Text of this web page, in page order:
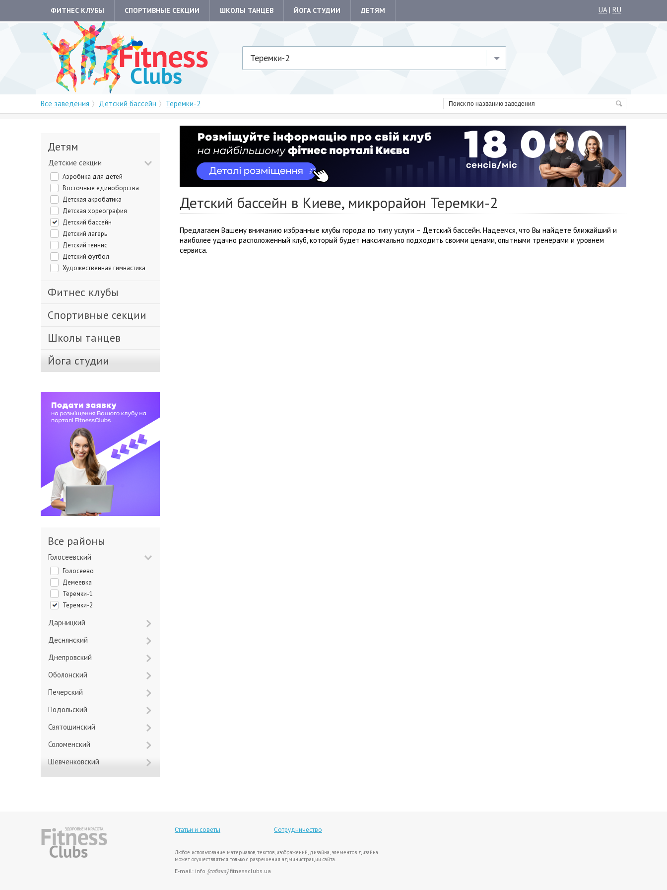
ФИТНЕС КЛУБЫ СПОРТИВНЫЕ СЕКЦИИ ШКОЛЫ ТАНЦЕВ ЙОГА СТУДИИ ДЕТЯМ UA| RU
Теремки-2
Все заведения Детский бассейн Теремки-2
Детский бассейн в Киеве, микрорайон Теремки-2
Предлагаем Вашему вниманию избранные клубы города по типу услуги – Детский бассейн. Надеемся, что Вы найдете ближайший и
наиболее удачно расположенный клуб, который будет максимально подходить своими ценами, опытными тренерами и уровнем
сервиса.
Детям
Детские секции
Аэробика для детей
Восточные единоборства
Детская акробатика
Детская хореография
Детский бассейн
Детский лагерь
Детский теннис
Детский футбол
Художественная гимнастика
Фитнес клубы
Спортивные секции
Школы танцев
Йога студии
Все районы
Голосеевский
Голосеево
Демеевка
Теремки-1
Теремки-2
Дарницкий
Деснянский
Днепровский
Оболонский
Печерский
Подольский
Святошинский
Соломенский
Шевченковский
Статьи и советы Сотрудничество
Любое использование материалов, текстов, изображений, дизайна, элементов дизайна
может осуществляться только с разрешения администрации сайта.
E-mail: info {собака}fitnessclubs.ua